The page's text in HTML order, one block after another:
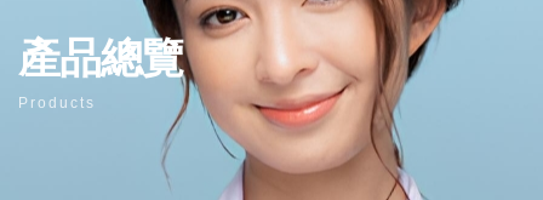
產品總覽
Products